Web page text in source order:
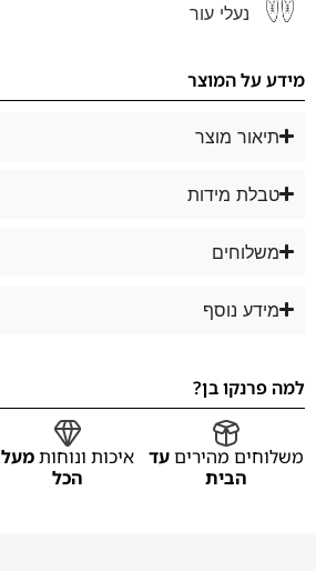
נעלי עור
מידע על המוצר
תיאור מוצר
טבלת מידות
משלוחים
מידע נוסף
למה פרנקו בן?
משלוחים מהיריםעד
הבית
איכות ונוחותמעל
הכל